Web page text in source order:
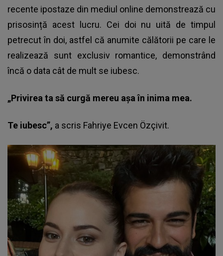
recente ipostaze din mediul online demonstrează cu
prisosință acest lucru. Cei doi nu uită de timpul
petrecut în doi, astfel că anumite călătorii pe care le
realizează sunt exclusiv romantice, demonstrând
încă o data cât de mult se iubesc.
„Privirea ta să curgă mereu așa în inima mea.
Te iubesc”, a scris Fahriye Evcen Özçivit.